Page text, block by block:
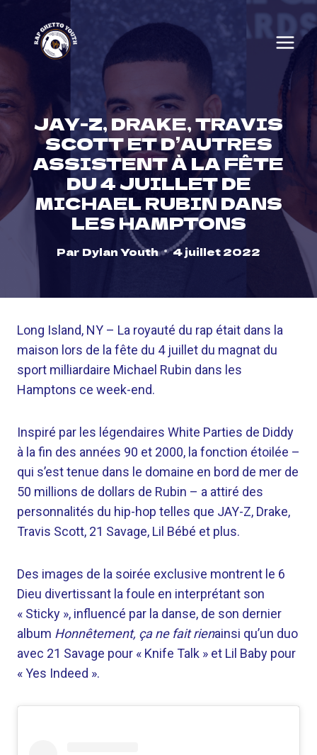
content
JAY-Z, DRAKE, TRAVIS
SCOTT ET D’AUTRES
ASSISTENT À LA FÊTE
DU 4 JUILLET DE
MICHAEL RUBIN DANS
LES HAMPTONS
Par Dylan Youth 4 juillet 2022
Long Island, NY – La royauté du rap était dans la
maison lors de la fête du 4 juillet du magnat du
sport milliardaire Michael Rubin dans les
Hamptons ce week-end.
Inspiré par les légendaires White Parties de Diddy
à la fin des années 90 et 2000, la fonction étoilée –
qui s’est tenue dans le domaine en bord de mer de
50 millions de dollars de Rubin – a attiré des
personnalités du hip-hop telles que JAY-Z, Drake,
Travis Scott, 21 Savage, Lil Bébé et plus.
Des images de la soirée exclusive montrent le 6
Dieu divertissant la foule en interprétant son
« Sticky », influencé par la danse, de son dernier
album Honnêtement, ça ne fait rienainsi qu’un duo
avec 21 Savage pour « Knife Talk » et Lil Baby pour
« Yes Indeed ».